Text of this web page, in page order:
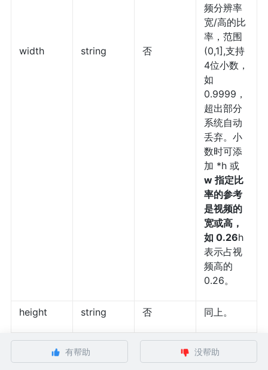
width string 否
频分辨率
宽/高的比
率，范围
(0,1],支持
4位小数，
如
0.9999，
超出部分
系统自动
丢弃。小
数时可添
加 *h 或
w 指定比
率的参考
是视频的
宽或高，
如 0.26h
表示占视
频高的
0.26。
height string 否 同上。
不透明度
设置，范
有帮助 没帮助